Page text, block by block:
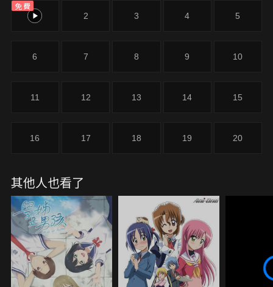
候…。
免費
1 2 3 4 5
6 7 8 9 10
11 12 13 14 15
16 17 18 19 20
其他人也看了